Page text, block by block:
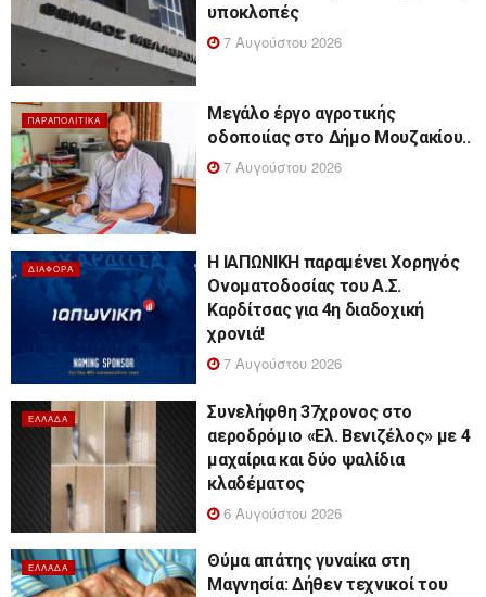
υποκλοπές
7 Αυγούστου 2026
ΠΑΡΑΠΟΛΙΤΙΚΆ
Μεγάλο έργο αγροτικής
οδοποιίας στο Δήμο Μουζακίου..
7 Αυγούστου 2026
ΔΙΆΦΟΡΑ
Η ΙΑΠΩΝΙΚΗ παραμένει Χορηγός
Ονοματοδοσίας του Α.Σ.
Καρδίτσας για 4η διαδοχική
χρονιά!
7 Αυγούστου 2026
ΕΛΛΆΔΑ
Συνελήφθη 37χρονος στο
αεροδρόμιο «Ελ. Βενιζέλος» με 4
μαχαίρια και δύο ψαλίδια
κλαδέματος
6 Αυγούστου 2026
ΕΛΛΆΔΑ
Θύμα απάτης γυναίκα στη
Μαγνησία: Δήθεν τεχνικοί του